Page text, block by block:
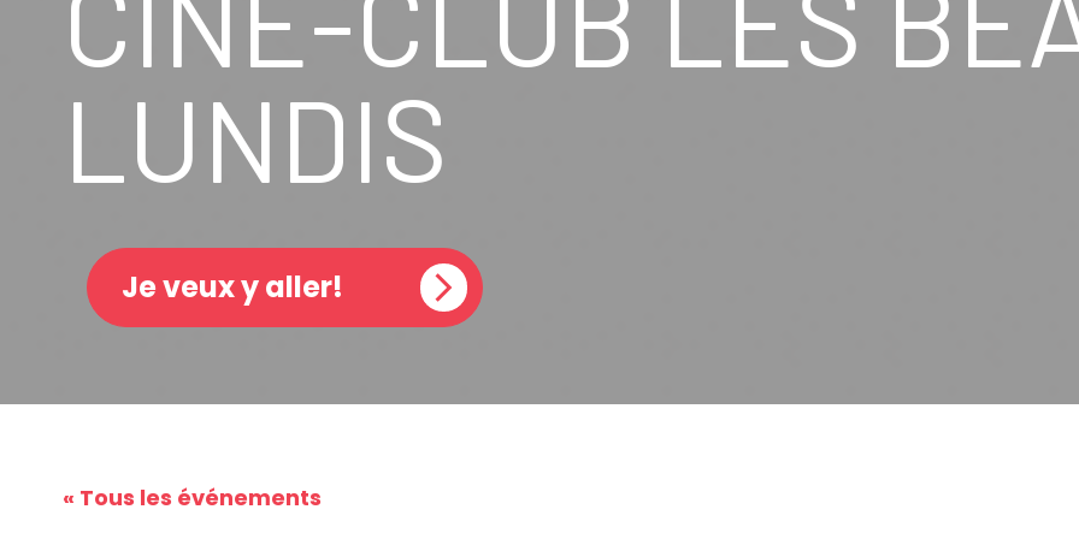
LUNDIS
Je veux y aller!
« Tous les événements